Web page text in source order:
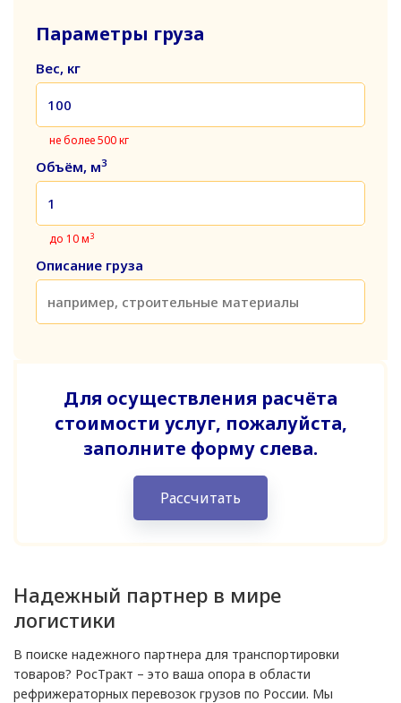
Параметры груза
Вес, кг
не более 500 кг
Объём, м3
до 10 м3
Описание груза
Для осуществления расчёта
стоимости услуг, пожалуйста,
заполните форму слева.
Рассчитать
Надежный партнер в мире
логистики
В поиске надежного партнера для транспортировки
товаров? РосТракт – это ваша опора в области
рефрижераторных перевозок грузов по России. Мы